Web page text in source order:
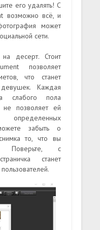
его удалять! С
возможно всё, и
может
сети.
десерт. Стоит
позволяет
что станет
Каждая
слабого пола
не позволяет ей
определенных
забыть о
то, что вы
Поверьте, с
станет